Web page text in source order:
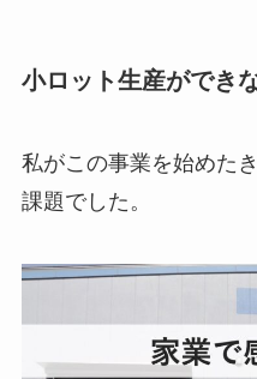
小ロット生産ができ
私がこの事業を始めた
課題でした。